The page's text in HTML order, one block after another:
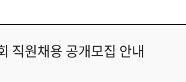
직원채용 공개모집 안내